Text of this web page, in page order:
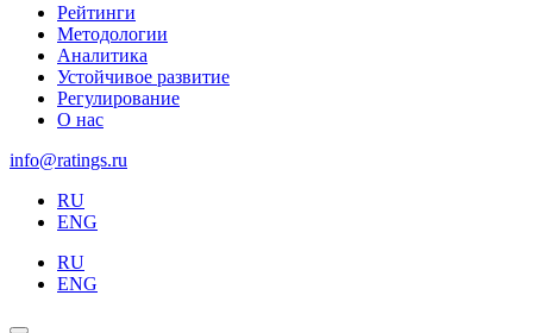
Рейтинги
Методологии
Аналитика
Устойчивое развитие
Регулирование
О нас
info@ratings.ru
RU
ENG
RU
ENG